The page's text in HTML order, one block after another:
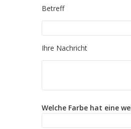
Please leave this field empty.
Betreff
Please leave this field empty.
Ihre Nachricht
Welche Farbe hat eine